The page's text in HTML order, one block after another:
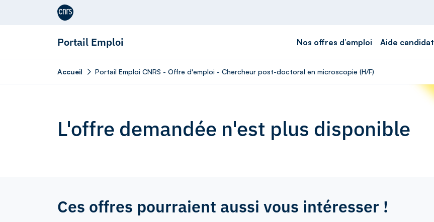
Aller au contenu
Portail Emploi Nos offres d’emploi Aide candidat
Accueil Portail Emploi CNRS - Offre d'emploi - Chercheur post-doctoral en microscopie (H/F)
L'offre demandée n'est plus disponible
Ces offres pourraient aussi vous intéresser !